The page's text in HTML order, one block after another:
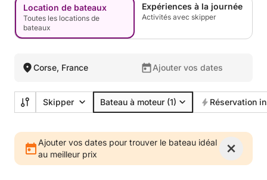
Location de bateaux
Toutes les locations de
bateaux
Expériences à la journée
Activités avec skipper
Corse, France Ajouter vos dates
Skipper Bateau à moteur (1) Réservation
Ajouter vos dates pour trouver le bateau idéal
au meilleur prix